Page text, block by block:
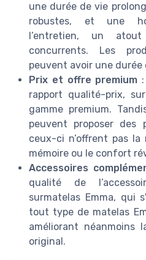
une durée de vie
robustes, et une
l’entretien, un
concurrents. Les
peuvent avoir une durée
Prix et offre premium
rapport qualité-prix,
gamme premium.
peuvent proposer des
ceux-ci n’offrent pas
mémoire ou le confort
Accessoires
qualité de
surmatelas Emma, qui
tout type de matelas
améliorant néanmoins
original.